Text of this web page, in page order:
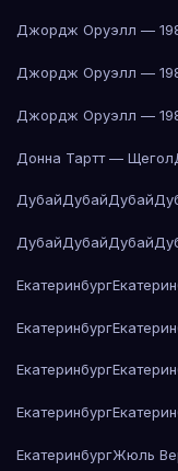
Джордж Оруэлл —
Джордж Оруэлл —
Джордж Оруэлл —
Донна Тартт — Щегол
ДубайДубайДубай
ДубайДубайДубай
Екатеринбург
Екатеринбург
Екатеринбург
Екатеринбург
ЕкатеринбургЖюль